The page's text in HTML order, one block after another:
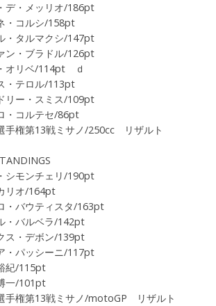
デ・メッリオ/186pt
・コルシ/158pt
・タルマクシ/147pt
ン・ブラドル/126pt
オリベ/114pt ｄ
・テロル/113pt
リー・スミス/109pt
・コルテセ/86pt
手権第13戦ミサノ/250cc リザルト
シモンチェリ/190pt
リオ/164pt
・バウティスタ/163pt
・バルベラ/142pt
ス・デボン/139pt
・パッシーニ/117pt
/115pt
/101pt
手権第13戦ミサノ/motoGP リザルト